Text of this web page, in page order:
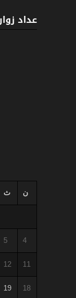
عداد
ن ث
4
5
11
12
18
19